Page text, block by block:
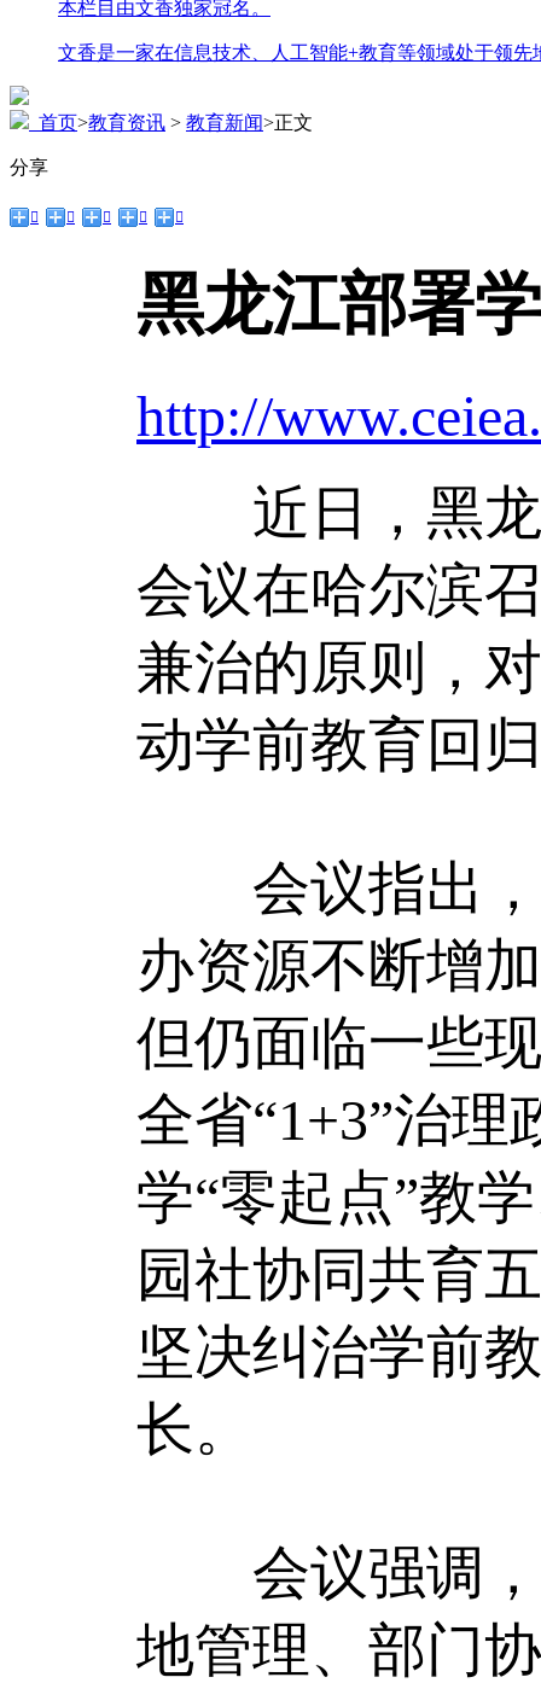
本栏目由文香独家冠名。
文香是一家在信息技术、人工智能+教育等领域处于领
首页>教育资讯 > 教育新闻>正文
分享
    
黑龙江部署
http://
近日，黑龙
会议在哈尔滨
兼治的原则，
动学前教育回
会议指出，
办资源不断增
但仍面临一些
全省“1+3”治
学“零起点”教
园社协同共育
坚决纠治学前
长。
会议强调，
地管理、部门